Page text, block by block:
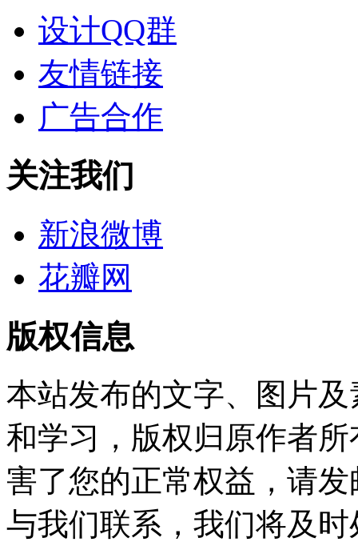
设计QQ群
友情链接
广告合作
关注我们
新浪微博
花瓣网
版权信息
本站发布的文字、图片
和学习，版权归原作者
害了您的正常权益，请发
与我们联系，我们将及时